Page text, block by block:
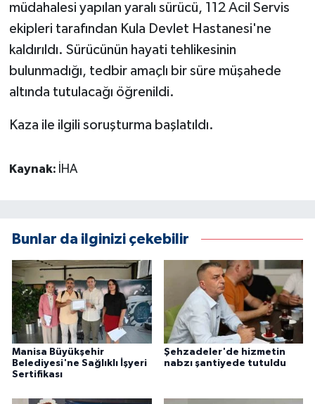
müdahalesi yapılan yaralı sürücü, 112 Acil Servis
ekipleri tarafından Kula Devlet Hastanesi'ne
kaldırıldı. Sürücünün hayati tehlikesinin
bulunmadığı, tedbir amaçlı bir süre müşahede
altında tutulacağı öğrenildi.
Kaza ile ilgili soruşturma başlatıldı.
Kaynak: İHA
Bunlar da ilginizi çekebilir
Manisa Büyükşehir
Belediyesi'ne Sağlıklı İşyeri
Sertifikası
Şehzadeler'de hizmetin
nabzı şantiyede tutuldu